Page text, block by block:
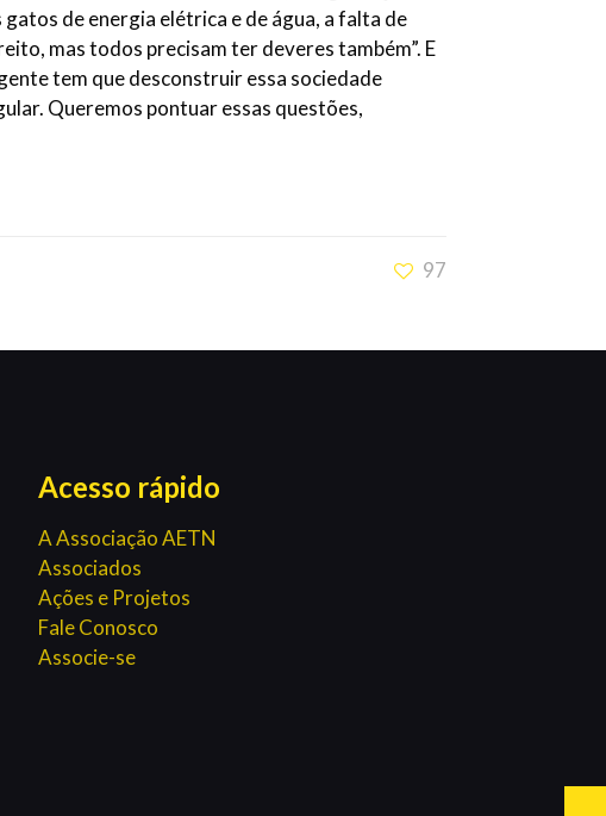
de energia elétrica e de água, a falta de
mas todos precisam ter deveres também”. E
tem que desconstruir essa sociedade
Queremos pontuar essas questões,
97
Acesso rápido
A Associação AETN
Associados
Ações e Projetos
Fale Conosco
Associe-se